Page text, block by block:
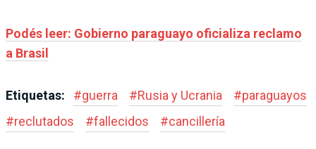
Podés leer: Gobierno paraguayo oficializa reclamo
a Brasil
Etiquetas: #guerra #Rusia y Ucrania #paraguayos
#reclutados #fallecidos #cancillería